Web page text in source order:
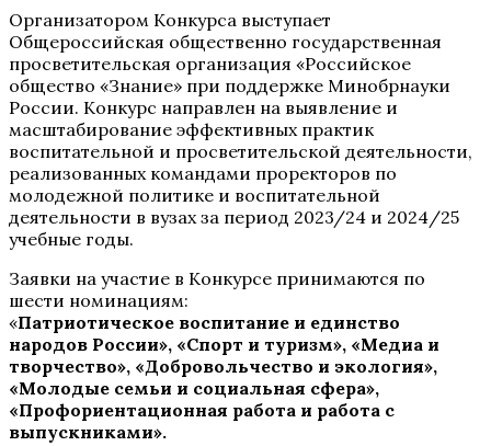
Организатором Конкурса выступает
Общероссийская общественно государственная
просветительская организация «Российское
общество «Знание» при поддержке Минобрнауки
России. Конкурс направлен на выявление и
масштабирование эффективных практик
воспитательной и просветительской деятельности,
реализованных командами проректоров по
молодежной политике и воспитательной
деятельности в вузах за период 2023/24 и 2024/25
учебные годы.
Заявки на участие в Конкурсе принимаются по
шести номинациям:
«Патриотическое воспитание и единство
народов России», «Спорт и туризм», «Медиа и
творчество», «Добровольчество и экология»,
«Молодые семьи и социальная сфера»,
«Профориентационная работа и работа с
выпускниками».